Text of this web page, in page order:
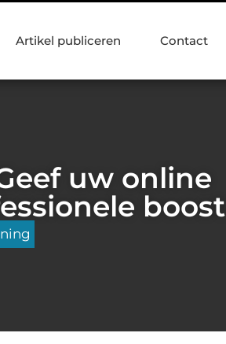
Artikel publiceren Contact
uw online
boost